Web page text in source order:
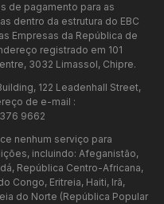
de pagamento para as
dentro da estrutura do EBC
Empresas da República de
registrado em 101
3032 Limassol, Chipre.
122 Leadenhall Street,
de e-mail :
9662
nenhum serviço para
incluindo: Afeganistão,
República Centro-Africana,
Congo, Eritreia, Haiti, Irã,
do Norte (República Popular